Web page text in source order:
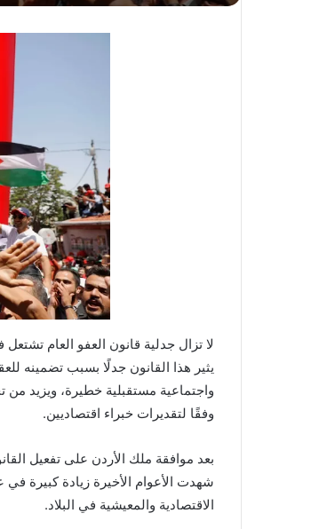
لا تزال جدلية قانون العفو العام
يثير هذا القانون جدلًا بسبب تضمينه
واجتماعية مستقبلية خطيرة، ويزيد من
وفقًا لتقديرات خبراء اقتصاديين.
بعد موافقة ملك الأردن على تفعيل
شهدت الأعوام الأخيرة زيادة كبيرة في
الاقتصادية والمعيشية في البلاد.